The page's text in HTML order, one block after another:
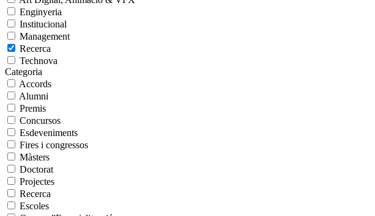
Enginyeria
Institucional
Management
Recerca
Technova
Categoria
Accords
Alumni
Premis
Concursos
Esdeveniments
Fires i congressos
Màsters
Doctorat
Projectes
Recerca
Escoles